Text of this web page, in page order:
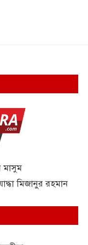
মাসুম
মিজানুর রহমান